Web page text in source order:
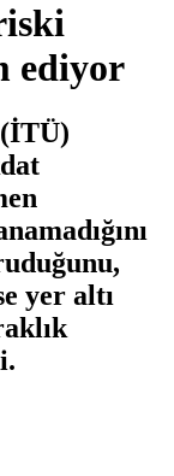
ediyor
yer altı